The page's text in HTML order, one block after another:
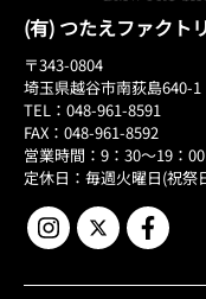
(有) つたえファクト
〒343-0804
埼玉県越谷市南荻島640-1
TEL：048-961-8591
FAX：048-961-8592
営業時間：9：30～19：00
定休日：毎週火曜日(祝